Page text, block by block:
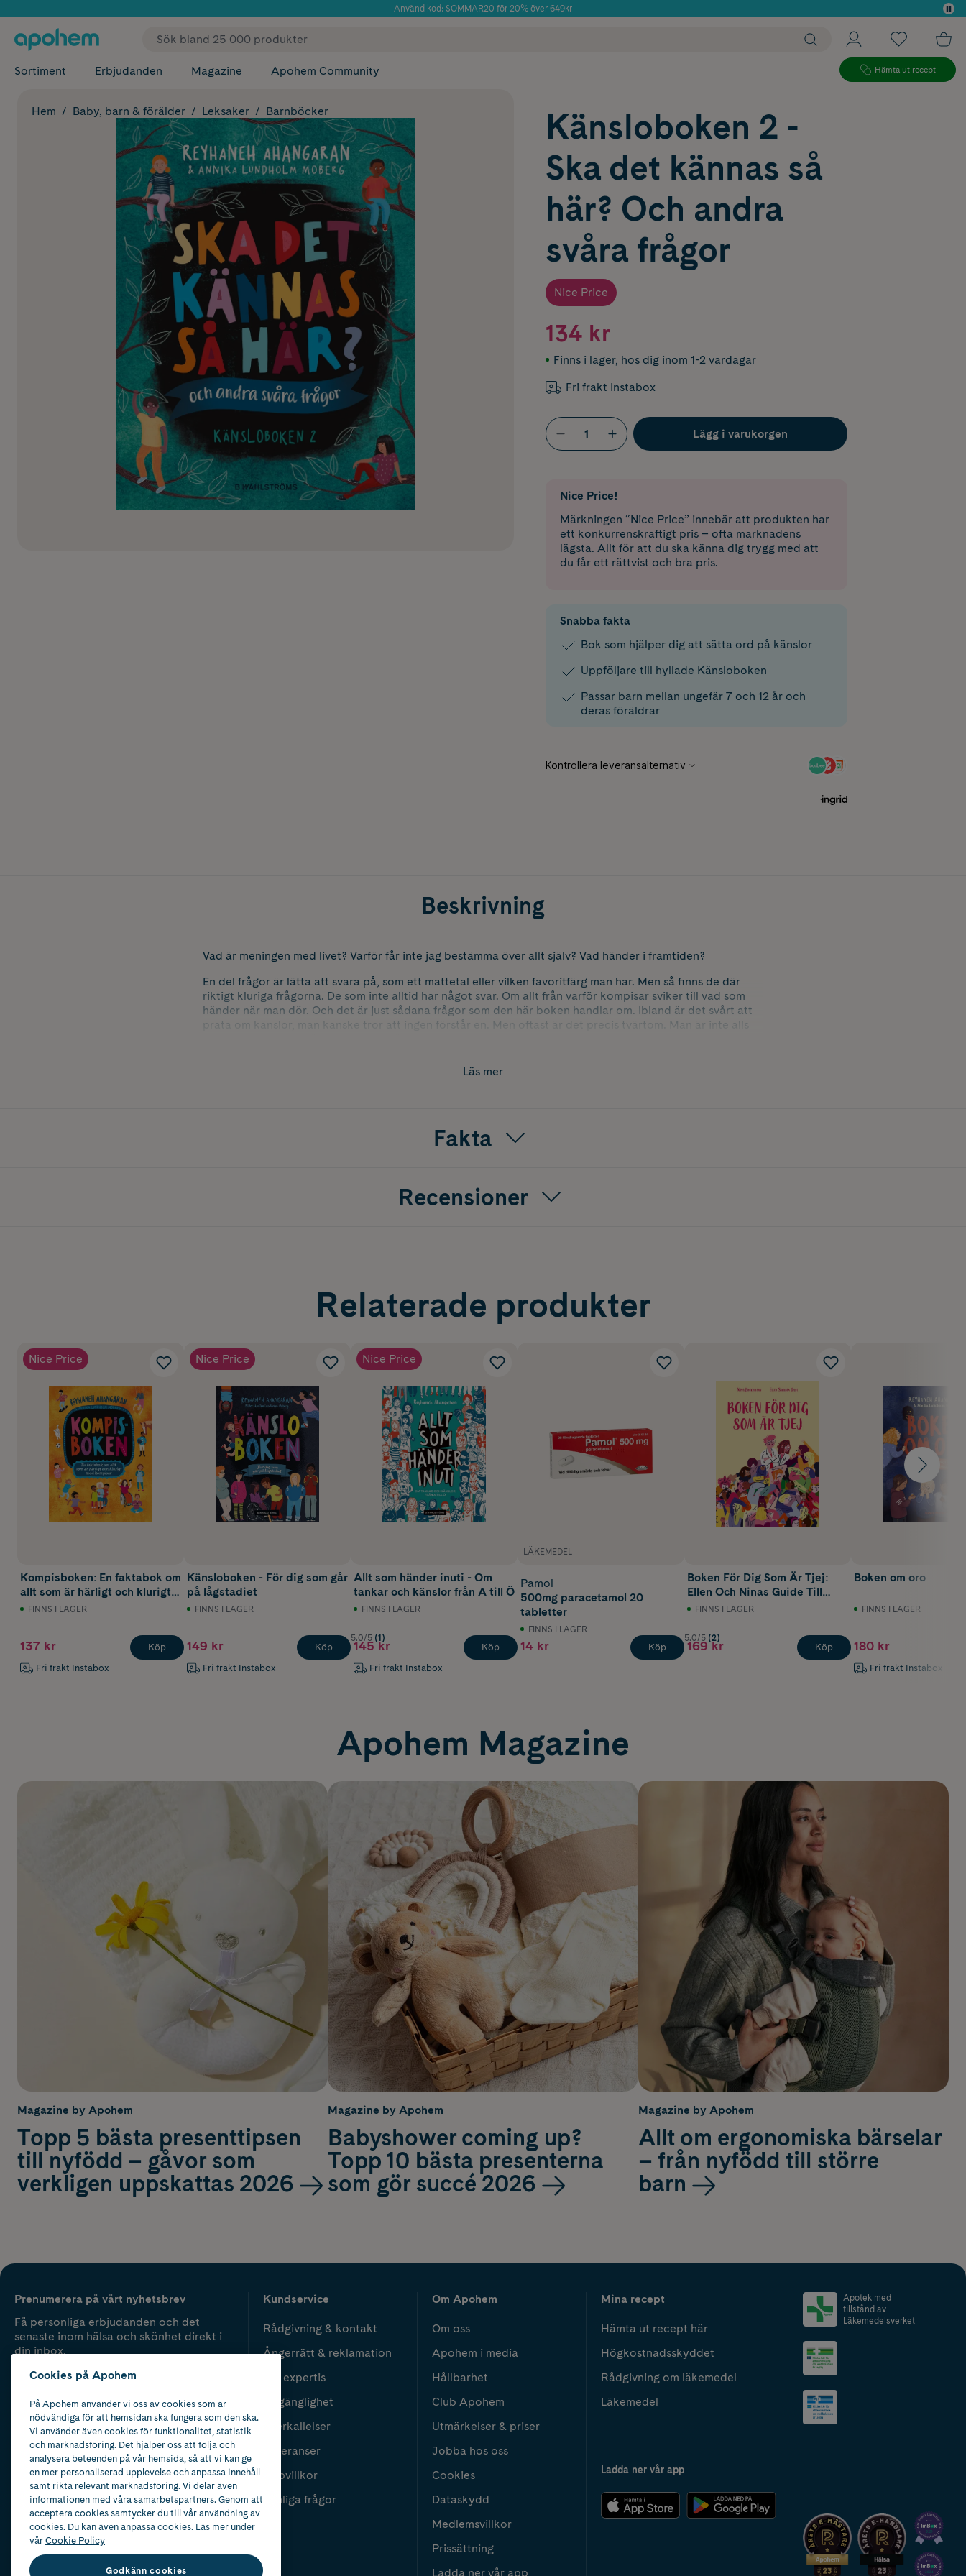
Använd kod: SOMMAR20 för 20% över 649kr
Sortiment Erbjudanden Magazine Apohem Community Hämta ut recept
Hem Baby, barn & förälder Leksaker Barnböcker
Känsloboken 2 -
Ska det kännas så
här? Och andra
svåra frågor
Nice Price
134 kr
Finns i lager, hos dig inom 1-2 vardagar
Fri frakt Instabox
Lägg i varukorgen
Nice Price!
Märkningen “Nice Price” innebär att produkten har
ett konkurrenskraftigt pris – ofta marknadens
lägsta. Allt för att du ska känna dig trygg med att
du får ett rättvist och bra pris.
Snabba fakta
Bok som hjälper dig att sätta ord på känslor
Uppföljare till hyllade Känsloboken
Passar barn mellan ungefär 7 och 12 år och
deras föräldrar
Beskrivning
Vad är meningen med livet? Varför får inte jag bestämma över allt själv? Vad händer i framtiden?
En del frågor är lätta att svara på, som ett mattetal eller vilken favoritfärg man har. Men så finns de där
riktigt kluriga frågorna. De som inte alltid har något svar. Om allt från varför kompisar sviker till vad som
händer när man dör. Och det är just sådana frågor som den här boken handlar om. Ibland är det svårt att
prata om känslor, man kanske tror att ingen förstår en. Men oftast är det precis tvärtom. Man är inte alls
Ska det kännas så här? är en uppföljare till hyllade Känsloboken som lästs av massor av barn och
föräldrar. Genom att försöka sätta ord på känslorna kan man bli av med den gnagande oron som sitter i
mellan ungefär 7 och 12 år och deras föräldrar. Reyhanehs första bok Allt som händer inuti, om psykisk
hälsa för mellanstadiebarn, blev liksom Känsloboken fint mottagen. Tillsammans med formgivaren och
själva, men boken passar bra att läsa högt tillsammans.
Läs mer
Fakta
Recensioner
Relaterade produkter
Nice Price
Kompisboken: En faktabok om
allt som är härligt och klurigt
med kompisar
FINNS I LAGER
137 kr
Fri frakt Instabox
Köp
Nice Price
Känsloboken - För dig som går
på lågstadiet
FINNS I LAGER
149 kr
Fri frakt Instabox
Köp
Nice Price
Allt som händer inuti - Om
tankar och känslor från A till Ö
FINNS I LAGER
5.0/5 (1)
145 kr
Fri frakt Instabox
Köp
LÄKEMEDEL
Pamol
500mg paracetamol 20
tabletter
FINNS I LAGER
14 kr Köp
Boken För Dig Som Är Tjej:
Ellen Och Ninas Guide Till
Puberteten
FINNS I LAGER
5.0/5 (2)
169 kr Köp
Boken om oro
FINNS I LAGER
180 kr
Fri frakt Instabox
Apohem Magazine
Magazine by Apohem
Topp 5 bästa presenttipsen
till nyfödd – gåvor som
verkligen uppskattas 2026
Magazine by Apohem
Babyshower coming up?
Topp 10 bästa presenterna
som gör succé 2026
Magazine by Apohem
Allt om ergonomiska bärselar
– från nyfödd till större
barn
Prenumerera på vårt nyhetsbrev
Få personliga erbjudanden och det
senaste inom hälsa och skönhet direkt i
din inbox.
Kundservice
Rådgivning & kontakt
Ångerrätt & reklamation
Vår expertis
Tillgänglighet
Återkallelser
Leveranser
Köpvillkor
Vanliga frågor
Om Apohem
Om oss
Apohem i media
Hållbarhet
Club Apohem
Utmärkelser & priser
Jobba hos oss
Cookies
Dataskydd
Medlemsvillkor
Prissättning
Ladda ner vår app
Mina recept
Hämta ut recept här
Högkostnadsskyddet
Rådgivning om läkemedel
Läkemedel
Ladda ner vår app
Apotek med
tillstånd av
Läkemedelsverket
2024
Cookies på Apohem
På Apohem använder vi oss av cookies som är
nödvändiga för att hemsidan ska fungera som den ska.
Vi använder även cookies för funktionalitet, statistik
och marknadsföring. Det hjälper oss att följa och
analysera beteenden på vår hemsida, så att vi kan ge
en mer personaliserad upplevelse och anpassa innehåll
samt rikta relevant marknadsföring. Vi delar även
informationen med våra samarbetspartners. Genom att
acceptera cookies samtycker du till vår användning av
cookies. Du kan även anpassa cookies. Läs mer under
vårCookie Policy
Godkänn cookies